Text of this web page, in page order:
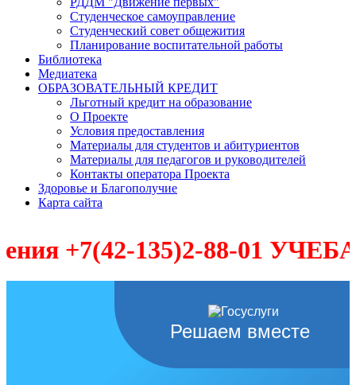
Студенческое самоуправление
Студенческий совет общежития
Планирование воспитательной работы
Библиотека
Медиатека
ОБРАЗОВАТЕЛЬНЫЙ КРЕДИТ
Льготный кредит на образование
О Проекте
Условия предоставления
Материалы для студентов и абитуриентов
Материалы для педагогов и руководителей
Контакты оператора Проекта
Здоровье и Благополучие
Карта сайта
+7(42-135)2-88-01 УЧЕБА-
Решаем вместе